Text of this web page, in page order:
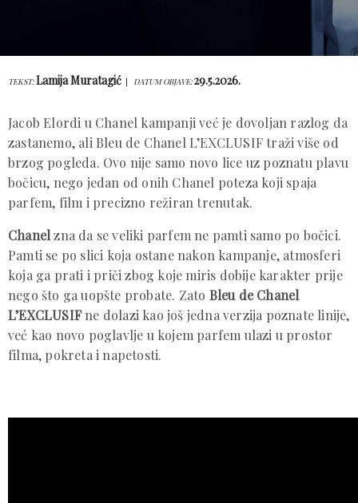
TEKST:Lamija Muratagić DATUM OBJAVE:29.5.2026.
Jacob Elordi u Chanel kampanji već je dovoljan razlog da
zastanemo, ali Bleu de Chanel L’EXCLUSIF traži više od
brzog pogleda. Ovo nije samo novo lice uz poznatu plavu
bočicu, nego jedan od onih Chanel poteza koji spaja
parfem, film i precizno režiran trenutak.
Chanel zna da se veliki parfem ne pamti samo po bočici.
Pamti se po slici koja ostane nakon kampanje, atmosferi
koja ga prati i priči zbog koje miris dobije karakter prije
nego što ga uopšte probate. Zato Bleu de Chanel
L’EXCLUSIFne dolazi kao još jedna verzija poznate linije,
već kao novo poglavlje u kojem parfem ulazi u prostor
filma, pokreta i napetosti.